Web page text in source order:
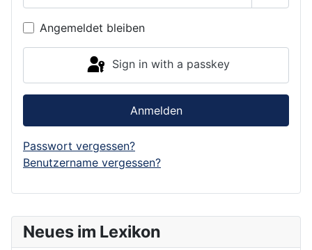
Neues im Lexikon
Show
Angemeldet bleiben
Sign in with a passkey
Anmelden
Passwort vergessen?
Benutzername vergessen?